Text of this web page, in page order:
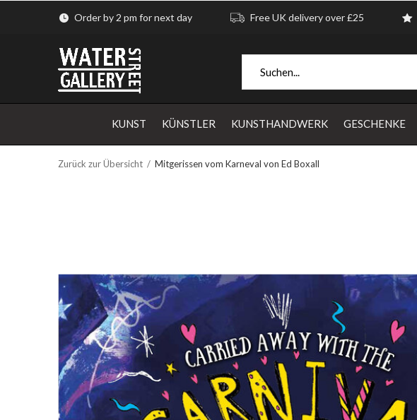
KUNST KÜNSTLER KUNSTHANDWERK GESCHENKE
Order by 2 pm for next day Free UK delivery over £25
Zurück zur Übersicht Mitgerissen vom Karneval von Ed Boxall